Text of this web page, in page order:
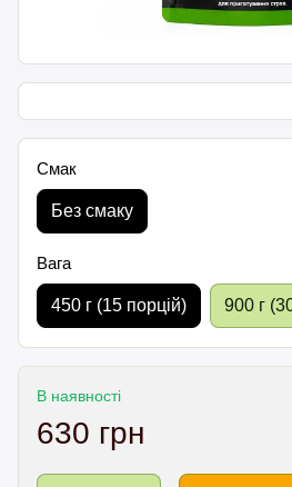
Смак
Без смаку
Вага
450 г (15 порцій) 900 г
В наявності
630 грн